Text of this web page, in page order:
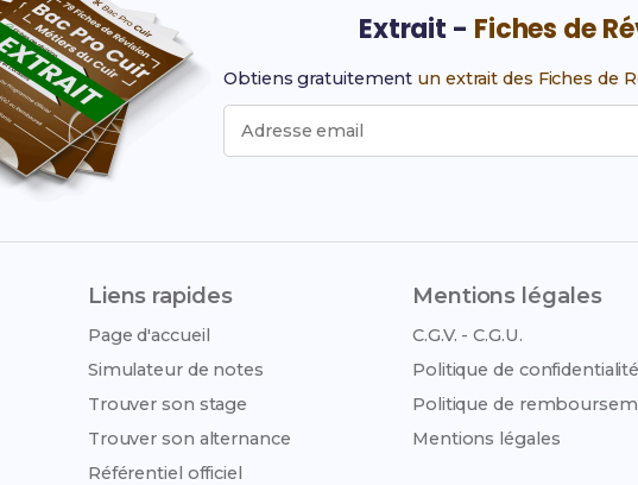
Extrait - Fiches de
Obtiens gratuitement un extrait des Fiches de
Adresse email
Liens rapides
Page d'accueil
Simulateur de notes
Trouver son stage
Trouver son alternance
Référentiel officiel
Mentions légales
C.G.V. - C.G.U.
Politique de confidentialité
Politique de
Mentions légales